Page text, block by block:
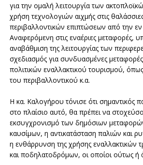
για την ομαλή λειτουργία των
χρήση τεχνολογιών αιχμής στις
περιβαλλοντικών επιπτώσεων από την
Αναφερόμενη στις εναέριες μεταφορές,
αναβάθμιση της λειτουργίας των
σχεδιασμός για συνδυασμένες
πολιτικών εναλλακτικού τουρισμού,
του περιβαλλοντικού κ.α.
Η κα. Καλογήρου τόνισε ότι σημαντικός
στο πλαίσιο αυτό, θα πρέπει να
εκσυγχρονισμό των δημόσιων
καυσίμων, η αντικατάσταση παλιών και
η ενθάρρυνση της χρήσης εναλλακτικών
και ποδηλατοδρόμων, οι οποίοι ούτως